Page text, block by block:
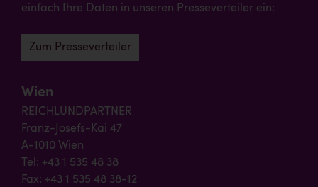
einfach Ihre Daten in unseren Presseverteiler ein:
Zum Presseverteiler
Wien
REICHLUNDPARTNER
Franz-Josefs-Kai 47
A-1010 Wien
Tel: +43 1 535 48 38
Fax: +43 1 535 48 38-12